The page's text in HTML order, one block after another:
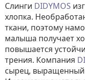
Слинги DIDYMOS
хлопка.
ткани, поэтому
малыша получает
повышается
трения. Компания
сырец, выращенный